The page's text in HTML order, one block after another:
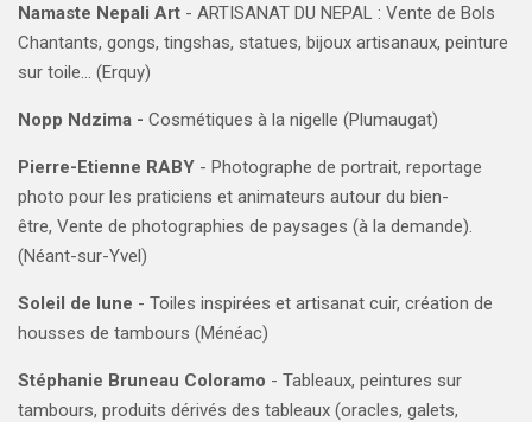
Namaste Nepali Art - ARTISANAT DU NEPAL : Vente de Bols
Chantants, gongs, tingshas, statues, bijoux artisanaux, peinture
sur toile... (Erquy)
Nopp Ndzima - Cosmétiques à la nigelle (Plumaugat)
Pierre-Etienne RABY - Photographe de portrait, reportage
photo pour les praticiens et animateurs autour du bien-
être, Vente de photographies de paysages (à la demande).
(Néant-sur-Yvel)
Soleil de lune - Toiles inspirées et artisanat cuir, création de
housses de tambours (Ménéac)
Stéphanie Bruneau Coloramo - Tableaux, peintures sur
tambours, produits dérivés des tableaux (oracles, galets,